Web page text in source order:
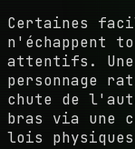
Certaines
n'échappent
attentifs. Une
personnage
chute de
bras via une
lois